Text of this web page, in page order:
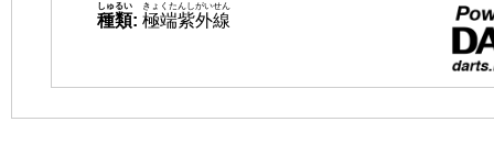
種類
しゅるい
: 極端紫外線
きょくたんしがいせん